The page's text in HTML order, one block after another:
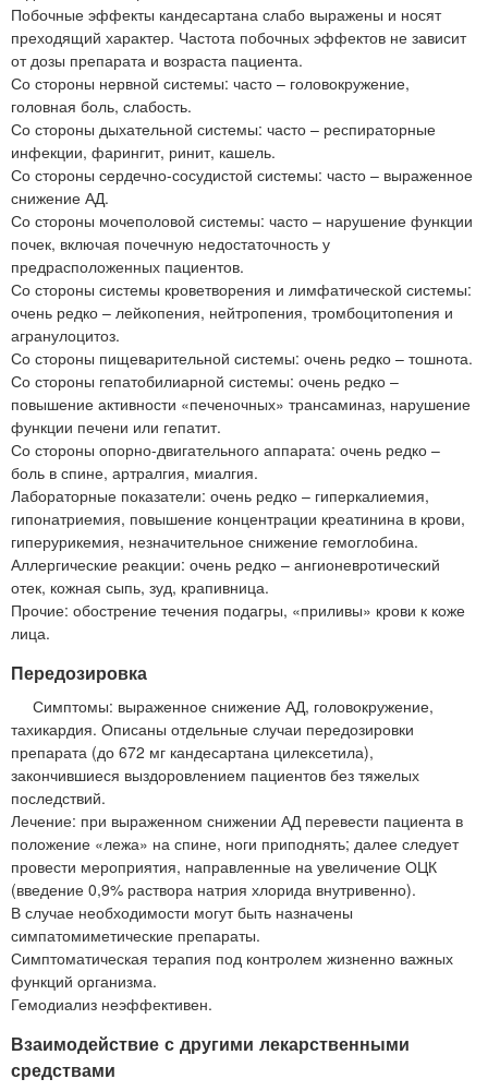
Побочные эффекты кандесартана слабо выражены и носят
преходящий характер. Частота побочных эффектов не зависит
от дозы препарата и возраста пациента.
Со стороны нервной системы: часто – головокружение,
головная боль, слабость.
Со стороны дыхательной системы: часто – респираторные
инфекции, фарингит, ринит, кашель.
Со стороны сердечно-сосудистой системы: часто – выраженное
снижение АД.
Со стороны мочеполовой системы: часто – нарушение функции
почек, включая почечную недостаточность у
предрасположенных пациентов.
Со стороны системы кроветворения и лимфатической системы:
очень редко – лейкопения, нейтропения, тромбоцитопения и
агранулоцитоз.
Со стороны пищеварительной системы: очень редко – тошнота.
Со стороны гепатобилиарной системы: очень редко –
повышение активности «печеночных» трансаминаз, нарушение
функции печени или гепатит.
Со стороны опорно-двигательного аппарата: очень редко –
боль в спине, артралгия, миалгия.
Лабораторные показатели: очень редко – гиперкалиемия,
гипонатриемия, повышение концентрации креатинина в крови,
гиперурикемия, незначительное снижение гемоглобина.
Аллергические реакции: очень редко – ангионевротический
отек, кожная сыпь, зуд, крапивница.
Прочие: обострение течения подагры, «приливы» крови к коже
лица.
Передозировка
Симптомы: выраженное снижение АД, головокружение,
тахикардия. Описаны отдельные случаи передозировки
препарата (до 672 мг кандесартана цилексетила),
закончившиеся выздоровлением пациентов без тяжелых
последствий.
Лечение: при выраженном снижении АД перевести пациента в
положение «лежа» на спине, ноги приподнять; далее следует
провести мероприятия, направленные на увеличение ОЦК
(введение 0,9% раствора натрия хлорида внутривенно).
В случае необходимости могут быть назначены
симпатомиметические препараты.
Симптоматическая терапия под контролем жизненно важных
функций организма.
Гемодиализ неэффективен.
Взаимодействие с другими лекарственными
средствами